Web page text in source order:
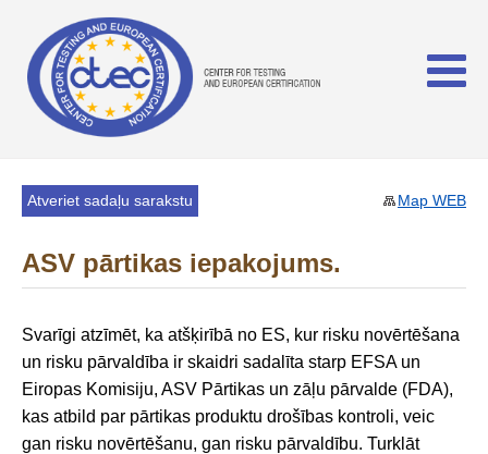
Map WEB
Atveriet sadaļu sarakstu
ASV pārtikas iepakojums.
Svarīgi atzīmēt, ka atšķirībā no ES, kur risku novērtēšana
un risku pārvaldība ir skaidri sadalīta starp EFSA un
Eiropas Komisiju, ASV Pārtikas un zāļu pārvalde (FDA),
kas atbild par pārtikas produktu drošības kontroli, veic
gan risku novērtēšanu, gan risku pārvaldību. Turklāt